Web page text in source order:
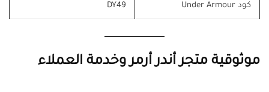
كود Under Armour DY49
موثوقية متجر أندر أرمر وخدمة العملاء